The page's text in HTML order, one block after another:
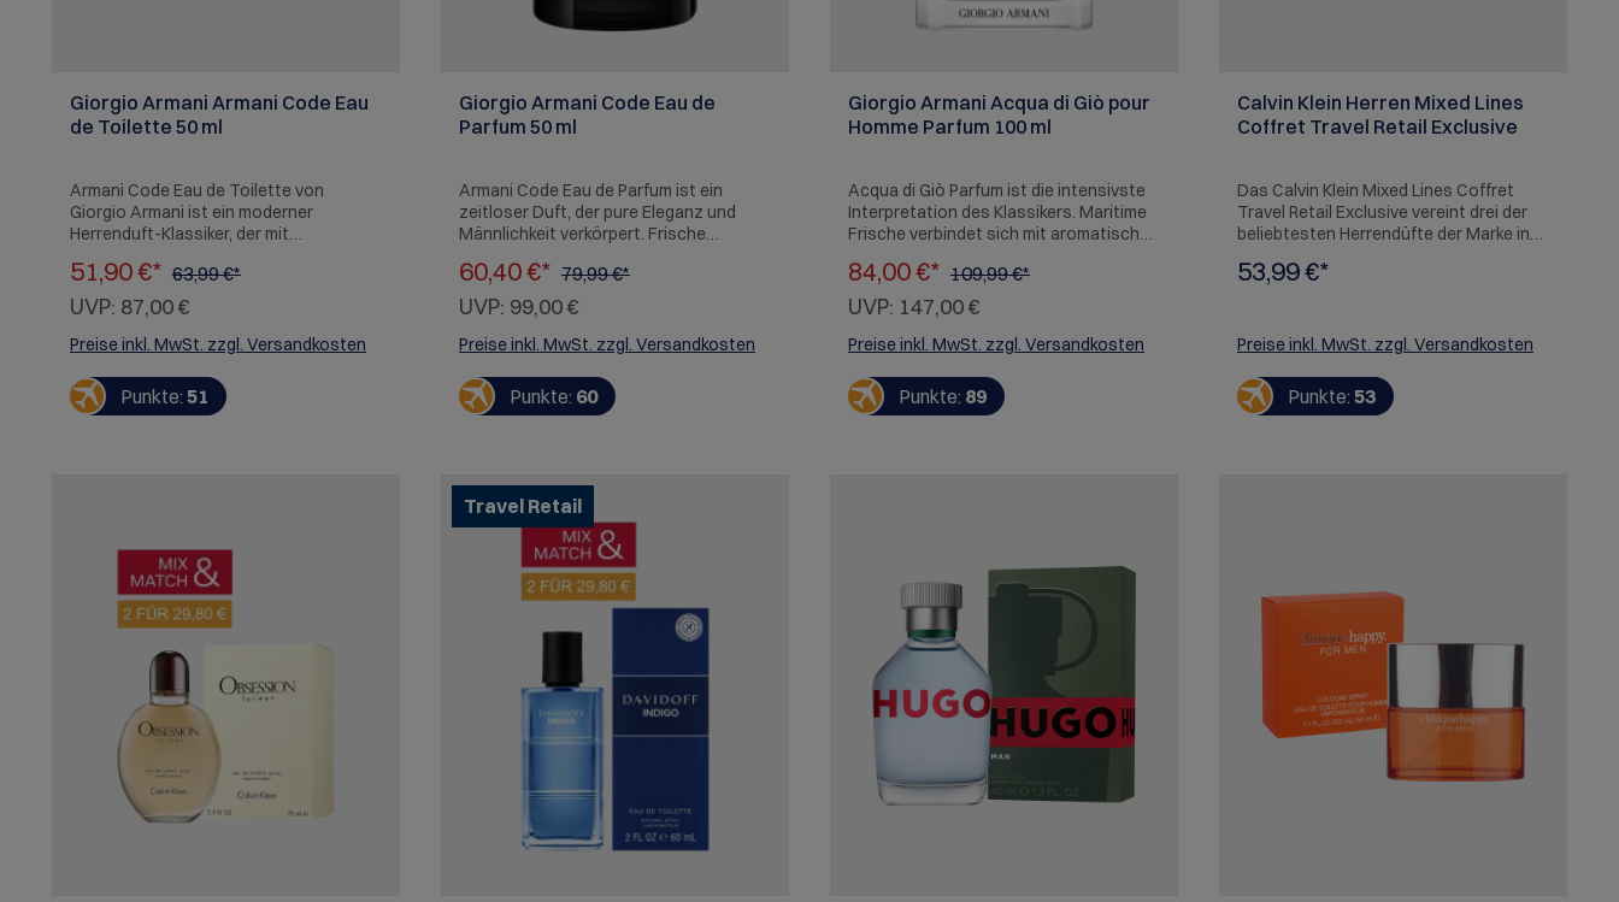
Giorgio Armani Armani Code Eau
de Toilette 50 ml
Armani Code Eau de Toilette von
Giorgio Armani ist ein moderner
Herrenduft-Klassiker, der mit
stilvollen und geheimnisvollen Auftritt
sorgt. Frische Bergamotte trifft auf
aromatischen Sternanis, abgerundet
durch Tonkabohne, Leder und
maskulinen Duftcharakter. Ideal für den
Abend, aber auch alltagstauglich für
51,90 €* 63,99 €*
UVP: 87,00 €
Preise inkl. MwSt. zzgl. Versandkosten
Punkte: 51
Giorgio Armani Code Eau de
Parfum 50 ml
Armani Code Eau de Parfum ist ein
zeitloser Duft, der pure Eleganz und
Männlichkeit verkörpert. Frische
und leiten über in ein aromatisches Herz
aus Lavendel und Rosmarin. Die warme
Basis mit Tonkabohne und Leder
verleiht dem Duft seine verführerische
die Stil und Selbstbewusstsein
ausstrahlen.
60,40 €* 79,99 €*
UVP: 99,00 €
Preise inkl. MwSt. zzgl. Versandkosten
Punkte: 60
Giorgio Armani Acqua di Giò pour
Homme Parfum 100 ml
Acqua di Giò Parfum ist die intensivste
Interpretation des Klassikers. Maritime
Frische verbindet sich mit aromatischen
Basis aus Weihrauch und Patchouli
schenkt dem Duft eine warme, elegante
Tiefe. Perfekt für Männer, die Eleganz,
Intensität und Luxus in einem Duft
84,00 €* 109,99 €*
UVP: 147,00 €
Preise inkl. MwSt. zzgl. Versandkosten
Punkte: 89
Calvin Klein Herren Mixed Lines
Coffret Travel Retail Exclusive
Das Calvin Klein Mixed Lines Coffret
Travel Retail Exclusive vereint drei der
beliebtesten Herrendüfte der Marke in
Reisen, zum Ausprobieren oder als
frischen, aromatischen Noten, die
Defy (10 ml) – ein moderner, sinnlicher
Duft mit maskuliner Tiefe, der
und ideal für jeden Anlass. Dank der
immer griffbereit – ob unterwegs, im
53,99 €*
Preise inkl. MwSt. zzgl. Versandkosten
Punkte: 53
Travel Retail